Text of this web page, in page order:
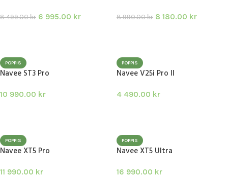
8 499.00kr 6 995.00 kr 8 990.00kr 8 180.00 kr
POPPIS
Navee ST3 Pro
10 990.00 kr
POPPIS
Navee V25i Pro II
4 490.00 kr
POPPIS
Navee XT5 Pro
11 990.00 kr
POPPIS
Navee XT5 Ultra
16 990.00 kr